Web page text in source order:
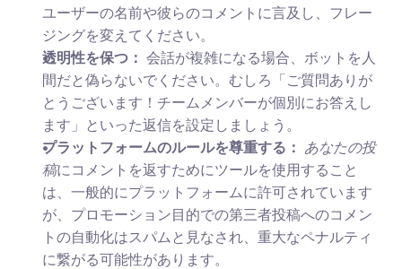
ユーザーの名前や彼らのコメントに言及し、フレー
ジングを変えてください。
透明性を保つ： 会話が複雑になる場合、ボットを人
間だと偽らないでください。むしろ「ご質問ありが
とうございます！チームメンバーが個別にお答えし
ます」といった返信を設定しましょう。
プラットフォームのルールを尊重する： あなたの投
稿にコメントを返すためにツールを使用すること
は、一般的にプラットフォームに許可されています
が、プロモーション目的での第三者投稿へのコメン
トの自動化はスパムと見なされ、重大なペナルティ
に繋がる可能性があります。